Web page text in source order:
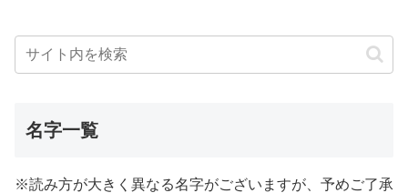
名字一覧
※読み方が大きく異なる名字がございますが、予めご了承